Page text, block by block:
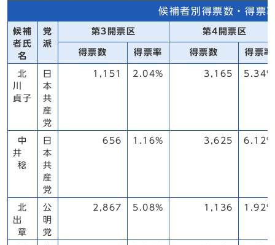
候補者別得票数・得票
候補
者氏
名
党
派
第3開票区 第4開票区
得票数 得票率 得票数 得票率
北
川
貞子
日
本
共
産
党
1,151 2.04% 3,165 5.34%
中
井
稔
日
本
共
産
党
656 1.16% 3,625 6.12%
北
出
章
公
明
党
2,867 5.08% 1,136 1.92%